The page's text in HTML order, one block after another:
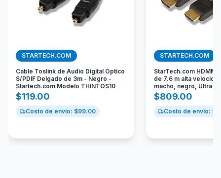
STARTECH.COM
Cable Toslink de Audio Digital Óptico
S/PDIF Delgado de 3m - Negro -
Startech.com Modelo THINTOS10
$119.00
Costo de envío: $99.00
STARTECH.COM
StarTech.com
de 7.6 m alta
macho, negro, Ultra
$809.00
Costo de envío: $